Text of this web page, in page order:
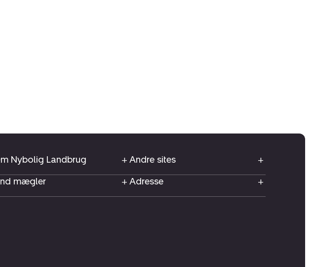
Nybolig Landbrug
Andre sites
mægler
Adresse